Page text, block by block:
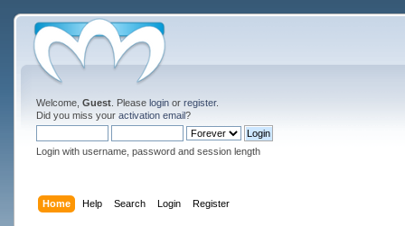
Welcome, Guest. Please loginor register.
Did you miss your activation email?
Login with username, password and session length
Home Help Search Login Register